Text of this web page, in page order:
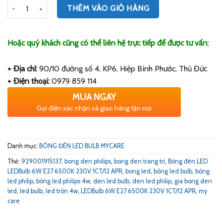
Số lượng THÊM VÀO GIỎ HÀNG
Hoặc quý khách cũng có thể liên hệ trực tiếp để được tư vấn:
+ Địa chỉ: 90/10 đường số 4, KP6, Hiệp Bình Phước, Thủ Đức
+ Điện thoại: 0979 859 114
MUA NGAY
Gọi điện xác nhận và giao hàng tận nơi
Danh mục: BÓNG ĐÈN LED BULB MYCARE
Thẻ: 929001915137, bong den philips, bong den trang tri, Bóng đèn LED
LEDBulb 6W E27 6500K 230V 1CT/12 APR, bong led, bóng led bulb, bóng
led philip, bóng led philips 4w, den led bulb, den led philip, gia bong den
led, led bulb, led tròn 4w, LEDBulb 6W E27 6500K 230V 1CT/12 APR, my
care